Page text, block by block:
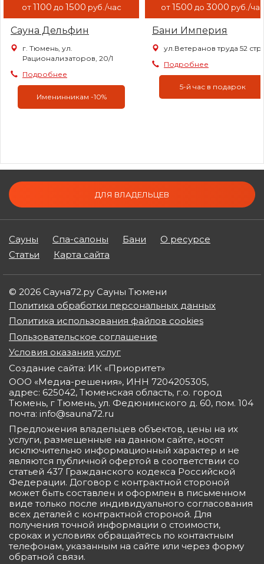
от1100 до 1500 руб./час
Сауна Дельфин
г. Тюмень, ул.
Рационализаторов, 20/1
Подробнее
Именинникам -10%
от1500 до 3000 руб./час
Бани Империя
ул.Ветеранов труда 52 стр
Подробнее
5-й час в подарок
ДЛЯ ВЛАДЕЛЬЦЕВ
Сауны Спа-салоны Бани
О ресурсе
Статьи
Карта сайта
© 2026 Сауна72.ру Сауны Тюмени
Политика обработки персональных данных
Политика использования файлов cookies
Пользовательское соглашение
Условия оказания услуг
Создание сайта: ИК «Приоритет»
ООО «Медиа-решения», ИНН 7204205305,
адрес: 625042, Тюменская область, г.о. город
Тюмень, г Тюмень, ул. Федюнинского д. 60, пом. 104
почта: info@sauna72.ru
Предложения владельцев объектов, цены на их
услуги, размещенные на данном сайте, носят
исключительно информационный характер и не
являются публичной офертой в соответствии со
статьей 437 Гражданского кодекса Российской
Федерации. Договор с контрактной стороной
может быть составлен и оформлен в письменном
виде только после индивидуального согласования
всех деталей с контрактной стороной. Для
получения точной информации о стоимости,
сроках и условиях обращайтесь по контактным
телефонам, указанным на сайте или через форму
обратной связи.